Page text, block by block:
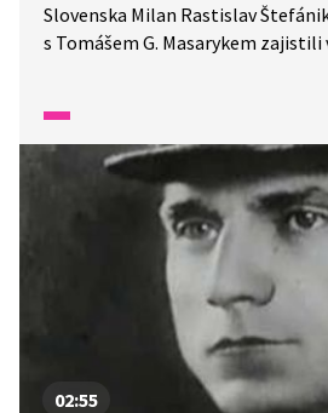
Slovenska Milan Rastislav
s Tomášem G. Masarykem zajistili
našich dějin připomenout.
02:55